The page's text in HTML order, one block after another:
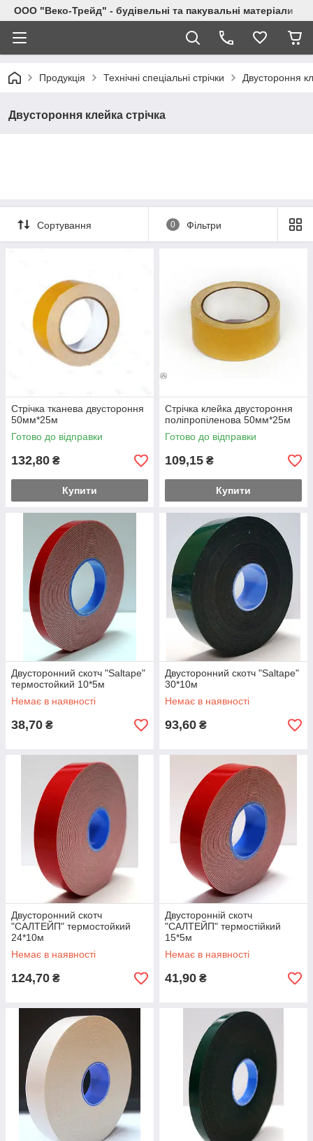
ООО "Веко-Трейд" - будівельні та пакувальні матеріали
Продукція Технічні спеціальні стрічки Двустороння
Двустороння клейка стрічка
Сортування 0 Фільтри
Стрічка тканева двустороння
50мм*25м
Готово до відправки
132,80 ₴
Купити
Стрічка клейка двустороння
поліпропіленова 50мм*25м
Готово до відправки
109,15 ₴
Купити
Двусторонний скотч "Saltape"
термостойкий 10*5м
Немає в наявності
38,70 ₴
Двусторонний скотч "Saltape"
30*10м
Немає в наявності
93,60 ₴
Двусторонний скотч
"САЛТЕЙП" термостойкий
24*10м
Немає в наявності
124,70 ₴
Двусторонній скотч
"САЛТЕЙП" термостійкий
15*5м
Немає в наявності
41,90 ₴